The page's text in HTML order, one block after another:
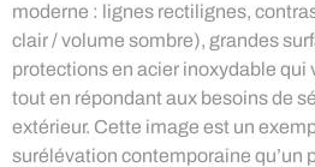
moderne : lignes rectilignes,
clair / volume sombre), grandes
protections en acier inoxydable qui
tout en répondant aux besoins de
extérieur. Cette image est un
surélévation contemporaine qu’un